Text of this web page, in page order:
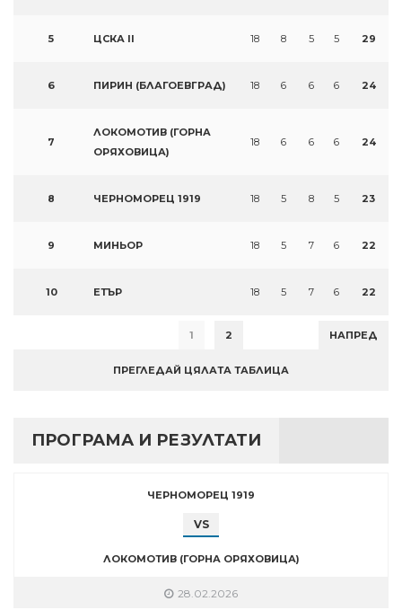
5 ЦСКА II 18 8 5 5 29
6 ПИРИН (БЛАГОЕВГРАД) 18 6 6 6 24
7
ЛОКОМОТИВ (ГОРНА
ОРЯХОВИЦА)
18 6 6 6 24
8 ЧЕРНОМОРЕЦ 1919 18 5 8 5 23
9 МИНЬОР 18 5 7 6 22
10 ЕТЪР 18 5 7 6 22
1 2 НАПРЕД
ПРЕГЛЕДАЙ ЦЯЛАТА ТАБЛИЦА
ПРОГРАМА И РЕЗУЛТАТИ
ЧЕРНОМОРЕЦ 1919
VS
ЛОКОМОТИВ (ГОРНА ОРЯХОВИЦА)
28.02.2026